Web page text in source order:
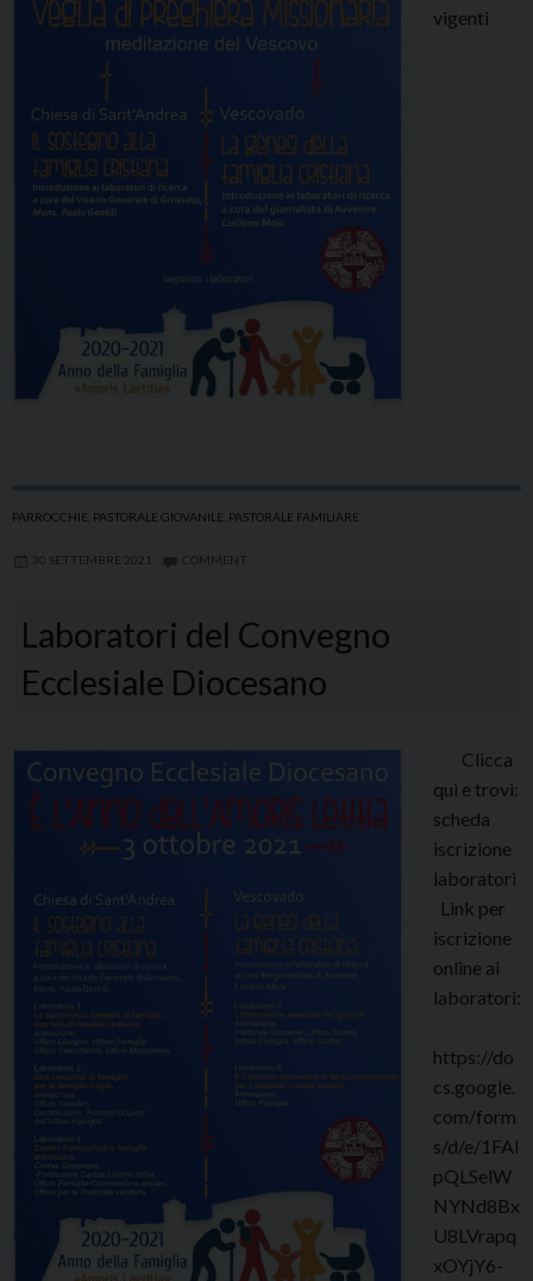
vigenti
PARROCCHIE PASTORALE GIOVANILE PASTORALE FAMILIARE
30 SETTEMBRE 2021 COMMENT
Laboratori del Convegno
Ecclesiale Diocesano
Clicca
qui e trovi:
scheda
iscrizione
laboratori
Link per
iscrizione
online ai
laboratori:
https://do
cs.google.
com/form
s/d/e/1FAI
pQLSelW
NYNd8Bx
U8LVrapq
xOYjY6-